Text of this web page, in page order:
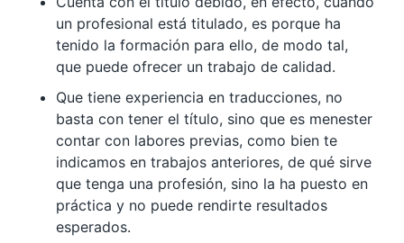
un profesional está titulado, es porque ha
tenido la formación para ello, de modo tal,
que puede ofrecer un trabajo de calidad.
Que tiene experiencia en traducciones, no
basta con tener el título, sino que es menester
contar con labores previas, como bien te
indicamos en trabajos anteriores, de qué sirve
que tenga una profesión, sino la ha puesto en
práctica y no puede rendirte resultados
esperados.